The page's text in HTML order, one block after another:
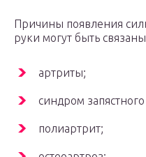
Причины появления
руки могут быть
артриты;
синдром
полиартрит;